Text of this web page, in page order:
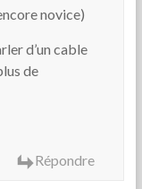
novice)
d’un cable
de
Répondre